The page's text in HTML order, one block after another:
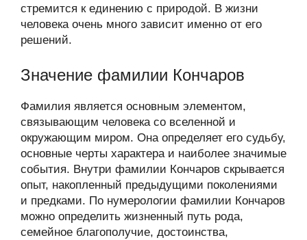
стремится к единению с природой. В жизни
человека очень много зависит именно от его
решений.
Значение фамилии Кончаров
Фамилия является основным элементом,
связывающим человека со вселенной и
окружающим миром. Она определяет его судьбу,
основные черты характера и наиболее значимые
события. Внутри фамилии Кончаров скрывается
опыт, накопленный предыдущими поколениями
и предками. По нумерологии фамилии Кончаров
можно определить жизненный путь рода,
семейное благополучие, достоинства,